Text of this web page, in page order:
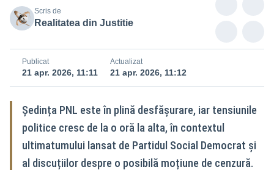
Scris de
Realitatea din Justitie
Publicat
21 apr. 2026, 11:11
Actualizat
21 apr. 2026, 11:12
Ședința PNL este în plină desfășurare, iar tensiunile
politice cresc de la o oră la alta, în contextul
ultimatumului lansat de Partidul Social Democrat și
al discuțiilor despre o posibilă moțiune de cenzură.